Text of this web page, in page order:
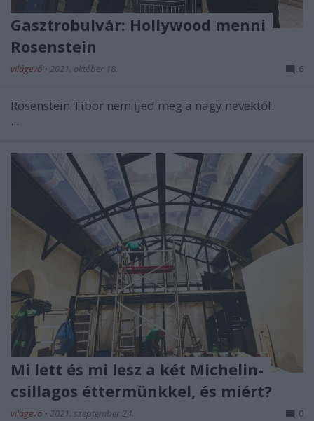
Gasztrobulvár: Hollywood menni
Rosenstein
világevő • 2021. október 18. 6
Rosenstein Tibor nem ijed meg a nagy nevektől.
...
Mi lett és mi lesz a két Michelin-
csillagos éttermünkkel, és miért?
világevő • 2021. szeptember 24. 0